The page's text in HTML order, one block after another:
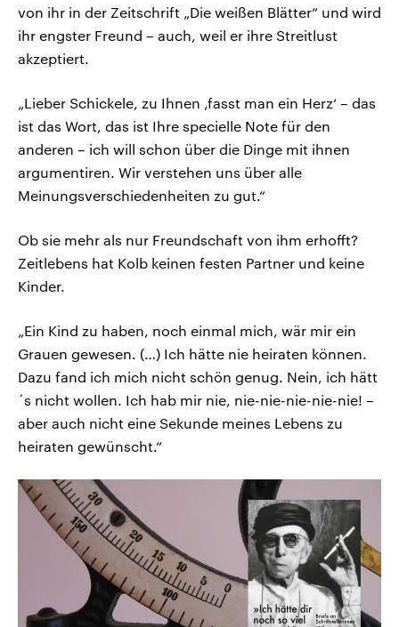
von ihr in der Zeitschrift „Die weißen Blätter“ und wird
ihr engster Freund – auch, weil er ihre Streitlust
akzeptiert.
„Lieber Schickele, zu Ihnen ‚fasst man ein Herz‘ – das
ist das Wort, das ist Ihre specielle Note für den
anderen – ich will schon über die Dinge mit ihnen
argumentiren. Wir verstehen uns über alle
Meinungsverschiedenheiten zu gut.“
Ob sie mehr als nur Freundschaft von ihm erhofft?
Zeitlebens hat Kolb keinen festen Partner und keine
Kinder.
„Ein Kind zu haben, noch einmal mich, wär mir ein
Grauen gewesen. (…) Ich hätte nie heiraten können.
Dazu fand ich mich nicht schön genug. Nein, ich hätt
´s nicht wollen. Ich hab mir nie, nie-nie-nie-nie-nie! –
aber auch nicht eine Sekunde meines Lebens zu
heiraten gewünscht.“